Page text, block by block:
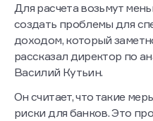
Для расчета возьмут
создать проблемы для
доходом, который
рассказал директор по
Василий Кутьин.
Он считает, что такие
риски для банков. Это